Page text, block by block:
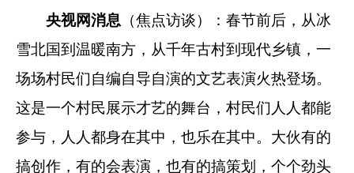
央视网消息 （焦点访谈）：春节前后，从冰
雪北国到温暖南方，从千年古村到现代乡镇，一
场场村民们自编自导自演的文艺表演火热登场。
这是一个村民展示才艺的舞台，村民们人人都能
参与，人人都身在其中，也乐在其中。大伙有的
搞创作，有的会表演，也有的搞策划，个个劲头